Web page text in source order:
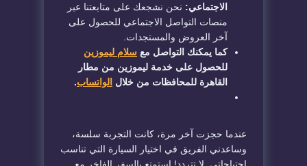
الاجتماعي: نحن نشجعك على متابعتنا عبر
منصات التواصل الاجتماعي للحصول على
آخر العروض والمستجدات.
كما يمكنك التواصل مع سلام ليموزين
للحصول على خدمة ليموزين من مطار
القاهرة للمحافظات من خلال الواتساب.
عندما حجزت آخر مرة، كانت التجربة سلسة،
وساعدني الفريق في اختيار السيارة التي تناسب
احتياجاتي. لا تتردد! استمتع بالسفر الفاخر مع